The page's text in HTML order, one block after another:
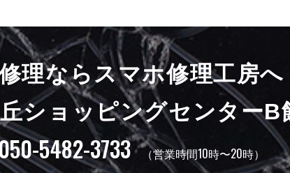
理ならスマホ修理工房へ
ショッピングセンターB
5482-3733 （営業時間10時〜20時）